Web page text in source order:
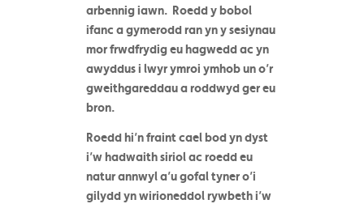
arbennig iawn. Roedd y bobol
ifanc a gymerodd ran yn y sesiynau
mor frwdfrydig eu hagwedd ac yn
awyddus i lwyr ymroi ymhob un o’r
gweithgareddau a roddwyd ger eu
bron.
Roedd hi’n fraint cael bod yn dyst
i’w hadwaith siriol ac roedd eu
natur annwyl a’u gofal tyner o’i
gilydd yn wirioneddol rywbeth i’w